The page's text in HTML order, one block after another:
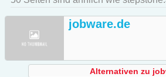
jobware.de
Alternativen zu